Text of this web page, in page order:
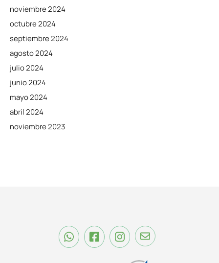
noviembre 2024
octubre 2024
septiembre 2024
agosto 2024
julio 2024
junio 2024
mayo 2024
abril 2024
noviembre 2023